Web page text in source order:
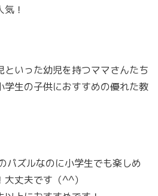
！
いった幼児を持つママさんたち
学生の子供におすすめの優れた教
パズルなのに小学生でも楽しめ
丈夫です（^^）